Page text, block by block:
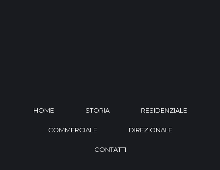
HOME STORIA RESIDENZIALE
COMMERCIALE DIREZIONALE
CONTATTI